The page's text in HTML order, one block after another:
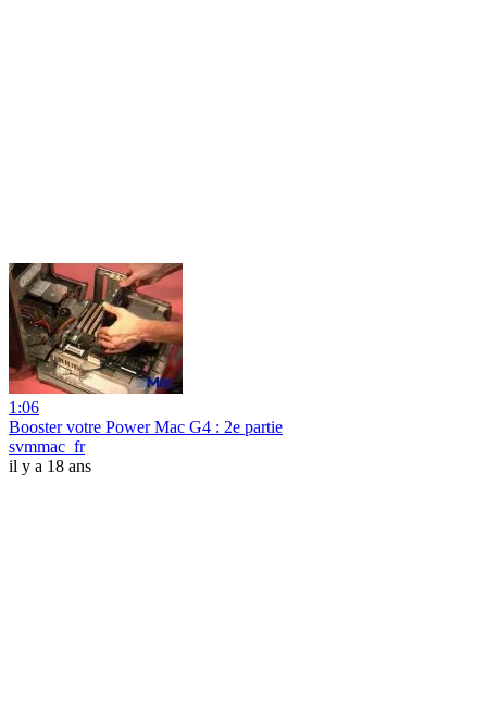
1:06
Booster votre Power Mac G4 : 2e partie
svmmac_fr
il y a 18 ans